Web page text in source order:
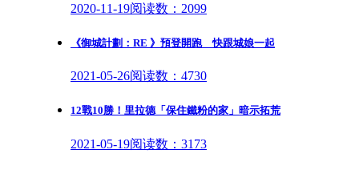
2020-11-19阅读数：2099
《御城計劃：RE 》預登開跑 快跟城娘一起
2021-05-26阅读数：4730
12戰10勝！里拉德「保住鐵粉的家」暗示拓荒
2021-05-19阅读数：3173